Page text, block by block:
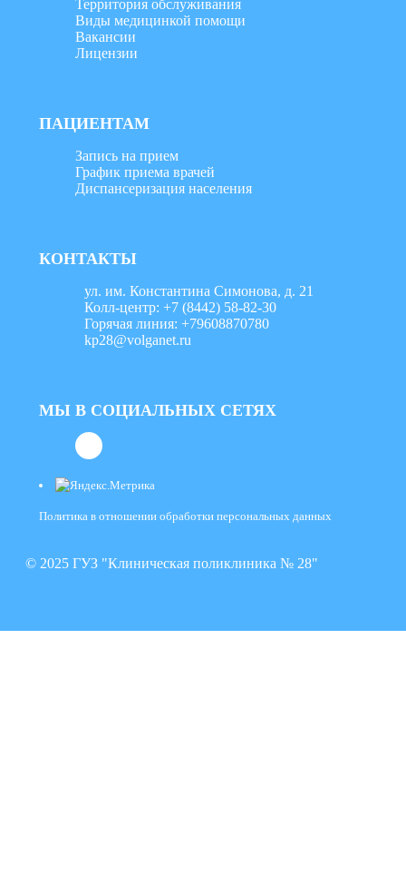
Территория обслуживания
Виды медицинкой помощи
Вакансии
Лицензии
ПАЦИЕНТАМ
Запись на прием
График приема врачей
Диспансеризация населения
КОНТАКТЫ
ул. им. Константина Симонова, д. 21
Колл-центр: +7 (8442) 58-82-30
Горячая линия: +79608870780
kp28@volganet.ru
МЫ В СОЦИАЛЬНЫХ СЕТЯХ
Политика в отношении обработки персональных данных
© 2025 ГУЗ "Клиническая поликлиника № 28"